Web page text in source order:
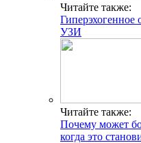
Читайте также:
Гиперэхогенное
УЗИ
Читайте также:
Почему может
когда это